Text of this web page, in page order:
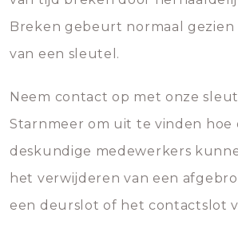
Breken gebeurt normaal gezien
van een sleutel.
Neem contact op met onze
Starnmeer om uit te vinden hoe
deskundige medewerkers
het verwijderen van een
een deurslot of het contactslot